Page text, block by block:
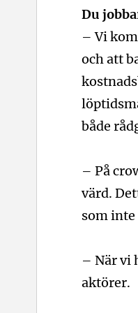
Du
– Vi
och att
både
– På
värd.
som
– När vi
aktörer.